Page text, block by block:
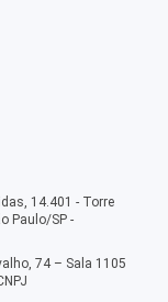
14.401 - Torre
Paulo/SP -
74 – Sala 1105